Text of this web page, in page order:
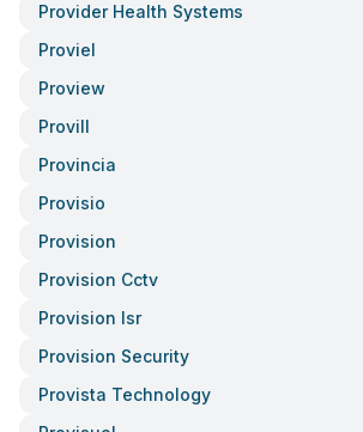
Provider Health Systems
Proviel
Proview
Provill
Provincia
Provisio
Provision
Provision Cctv
Provision Isr
Provision Security
Provista Technology